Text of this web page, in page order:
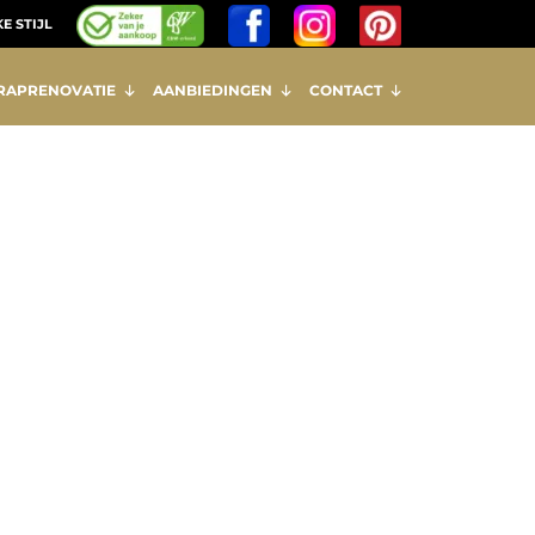
STIJL
AANBIEDINGEN CONTACT